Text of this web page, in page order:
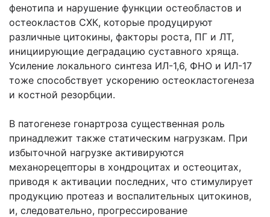
фенотипа и нарушение функции остеобластов и
остеокластов СХК, которые продуцируют
различные цитокины, факторы роста, ПГ и ЛТ,
инициирующие деградацию суставного хряща.
Усиление локального синтеза ИЛ-1,6, ФНО и ИЛ-17
тоже способствует ускорению остеокластогенеза
и костной резорбции.
В патогенезе гонартроза существенная роль
принадлежит также статическим нагрузкам. При
избыточной нагрузке активируются
механорецепторы в хондроцитах и остеоцитах,
приводя к активации последних, что стимулирует
продукцию протеаз и воспалительных цитокинов,
и, следовательно, прогрессирование